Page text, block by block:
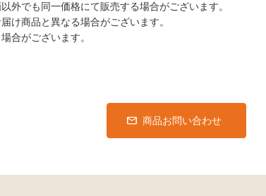
外でも同一価格にて販売する場合がございます。
け商品と異なる場合がございます。
合がございます。
商品お問い合わせ